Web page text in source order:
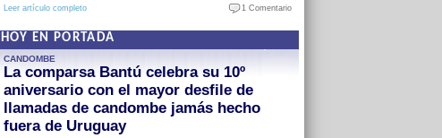
Leer artículo completo 1 Comentario
HOY EN PORTADA
CANDOMBE
La comparsa Bantú celebra su 10º
aniversario con el mayor desfile de
llamadas de candombe jamás hecho
fuera de Uruguay